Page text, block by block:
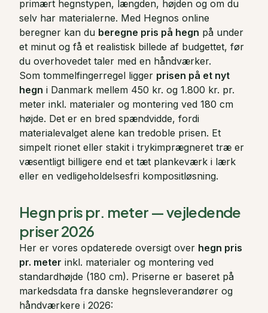
primært hegnstypen, længden, højden og om du
selv har materialerne. Med Hegnos online
beregner kan du beregne pris på hegn på under
et minut og få et realistisk billede af budgettet, før
du overhovedet taler med en håndværker.
Som tommelfingerregel ligger prisen på et nyt
hegn i Danmark mellem 450 kr. og 1.800 kr. pr.
meter inkl. materialer og montering ved 180 cm
højde. Det er en bred spændvidde, fordi
materialevalget alene kan tredoble prisen. Et
simpelt rionet eller stakit i trykimprægneret træ er
væsentligt billigere end et tæt plankeværk i lærk
eller en vedligeholdelsesfri kompositløsning.
Hegn pris pr. meter — vejledende
priser 2026
Her er vores opdaterede oversigt over hegn pris
pr. meter inkl. materialer og montering ved
standardhøjde (180 cm). Priserne er baseret på
markedsdata fra danske hegnsleverandører og
håndværkere i 2026: